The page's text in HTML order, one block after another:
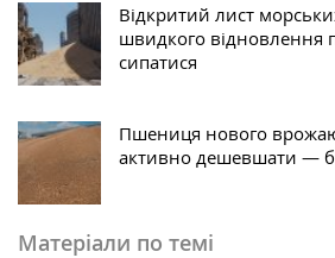
Відкритий лист
швидкого відновлення
сипатися
Пшениця нового
активно дешевшати —
Матеріали по темі